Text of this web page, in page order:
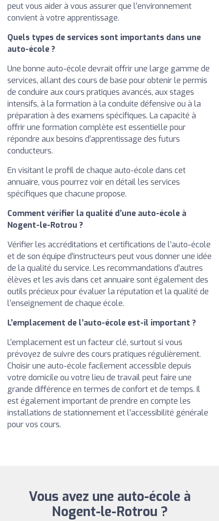
peut vous aider à vous assurer que l’environnement
convient à votre apprentissage.
Quels types de services sont importants dans une
auto-école ?
Une bonne auto-école devrait offrir une large gamme de
services, allant des cours de base pour obtenir le permis
de conduire aux cours pratiques avancés, aux stages
intensifs, à la formation à la conduite défensive ou à la
préparation à des examens spécifiques. La capacité à
offrir une formation complète est essentielle pour
répondre aux besoins d’apprentissage des futurs
conducteurs.
En visitant le profil de chaque auto-école dans cet
annuaire, vous pourrez voir en détail les services
spécifiques que chacune propose.
Comment vérifier la qualité d’une auto-école à
Nogent-le-Rotrou ?
Vérifier les accréditations et certifications de l’auto-école
et de son équipe d’instructeurs peut vous donner une idée
de la qualité du service. Les recommandations d’autres
élèves et les avis dans cet annuaire sont également des
outils précieux pour évaluer la réputation et la qualité de
l’enseignement de chaque école.
L’emplacement de l’auto-école est-il important ?
L’emplacement est un facteur clé, surtout si vous
prévoyez de suivre des cours pratiques régulièrement.
Choisir une auto-école facilement accessible depuis
votre domicile ou votre lieu de travail peut faire une
grande différence en termes de confort et de temps. Il
est également important de prendre en compte les
installations de stationnement et l’accessibilité générale
pour vos cours.
Vous avez une auto-école à
Nogent-le-Rotrou ?